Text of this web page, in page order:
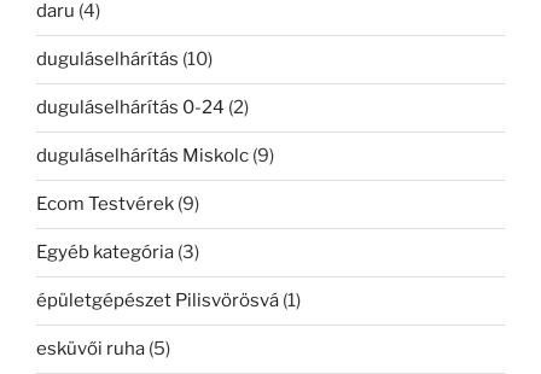
daru (4)
duguláselhárítás (10)
duguláselhárítás 0-24 (2)
duguláselhárítás Miskolc (9)
Ecom Testvérek (9)
Egyéb kategória (3)
épületgépészet Pilisvörösvá (1)
esküvői ruha (5)